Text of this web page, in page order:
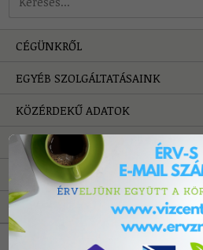
Mire keressünk?
CÉGÜNKRŐL
EGYÉB SZOLGÁLTATÁSAINK
KÖZÉRDEKŰ ADATOK
HIBAELHÁRÍTÁS
PÁLYÁZATOK
A VÍZRŐL